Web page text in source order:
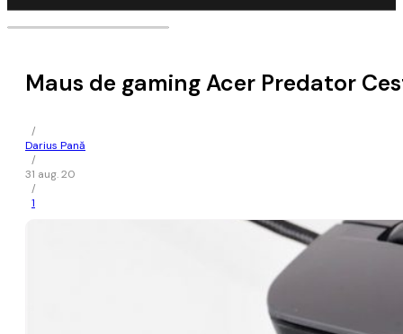
Maus de gaming Acer Predator
/
Darius Pană
/
31 aug. 20
/
1